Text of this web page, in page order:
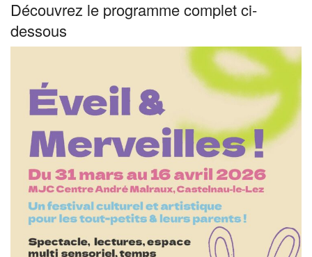
Découvrez le programme complet ci-
dessous